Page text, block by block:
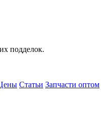
подделок.
Статьи Запчасти оптом